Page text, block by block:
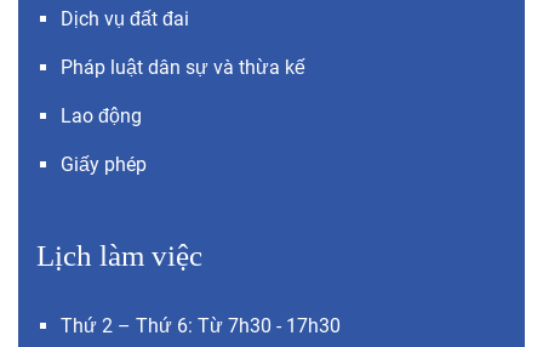
Dịch vụ đất đai
Pháp luật dân sự và thừa kế
Lao động
Giấy phép
Lịch làm việc
Thứ 2 – Thứ 6: Từ 7h30 - 17h30